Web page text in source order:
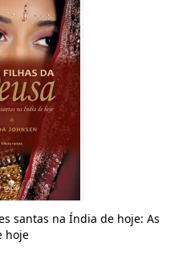
santas na Índia de hoje: As
hoje